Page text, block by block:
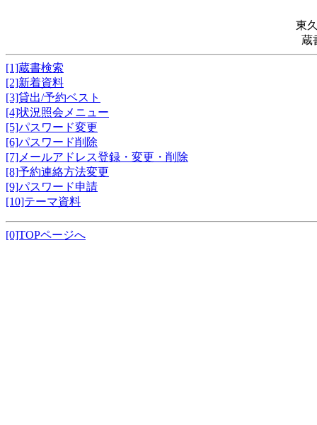
東
蔵
[1]蔵書検索
[2]新着資料
[3]貸出/予約ベスト
[4]状況照会メニュー
[5]パスワード変更
[6]パスワード削除
[7]メールアドレス登録・変更・削除
[8]予約連絡方法変更
[9]パスワード申請
[10]テーマ資料
[0]TOPページへ